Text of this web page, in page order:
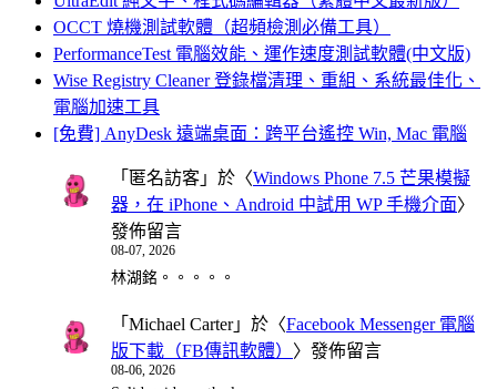
OCCT 燒機測試軟體（超頻檢測必備工具）
PerformanceTest 電腦效能、運作速度測試軟體(中文版)
Wise Registry Cleaner 登錄檔清理、重組、系統最佳化、
電腦加速工具
[免費] AnyDesk 遠端桌面：跨平台遙控 Win, Mac 電腦
「 匿名訪客 」於〈Windows Phone 7.5 芒果模擬
器，在 iPhone、Android 中試用 WP 手機介面〉
發佈留言
08-07, 2026
林湖銘。。。。。
「 Michael Carter」於〈Facebook Messenger 電腦
版下載（FB傳訊軟體） 〉發佈留言
08-06, 2026